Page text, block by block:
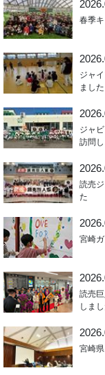
春季
ジャ
ました
ジャ
訪問し
読売
た
宮崎
読売
しま
宮崎